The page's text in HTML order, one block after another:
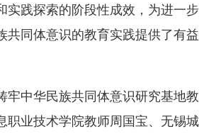
实践探索的阶段性成效，为进一步
共同体意识的教育实践提供了有益
中华民族共同体意识研究基地教
职业技术学院教师周国宝、无锡城